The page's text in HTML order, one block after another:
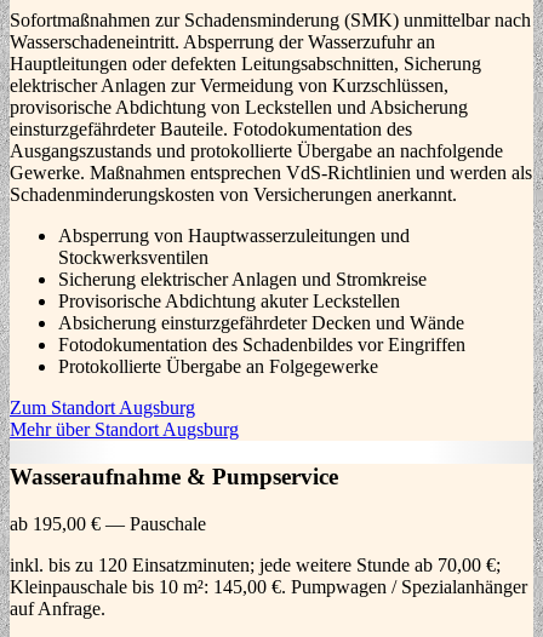
Sofortmaßnahmen zur Schadensminderung (SMK) unmittelbar nach
Wasserschadeneintritt. Absperrung der Wasserzufuhr an
Hauptleitungen oder defekten Leitungsabschnitten, Sicherung
elektrischer Anlagen zur Vermeidung von Kurzschlüssen,
provisorische Abdichtung von Leckstellen und Absicherung
einsturzgefährdeter Bauteile. Fotodokumentation des
Ausgangszustands und protokollierte Übergabe an nachfolgende
Gewerke. Maßnahmen entsprechen VdS-Richtlinien und werden als
Schadenminderungskosten von Versicherungen anerkannt.
Absperrung von Hauptwasserzuleitungen und
Stockwerksventilen
Sicherung elektrischer Anlagen und Stromkreise
Provisorische Abdichtung akuter Leckstellen
Absicherung einsturzgefährdeter Decken und Wände
Fotodokumentation des Schadenbildes vor Eingriffen
Protokollierte Übergabe an Folgegewerke
Zum Standort Augsburg
Mehr über Standort Augsburg
Wasseraufnahme & Pumpservice
ab 195,00 € — Pauschale
inkl. bis zu 120 Einsatzminuten; jede weitere Stunde ab 70,00 €;
Kleinpauschale bis 10 m²: 145,00 €. Pumpwagen / Spezialanhänger
auf Anfrage.